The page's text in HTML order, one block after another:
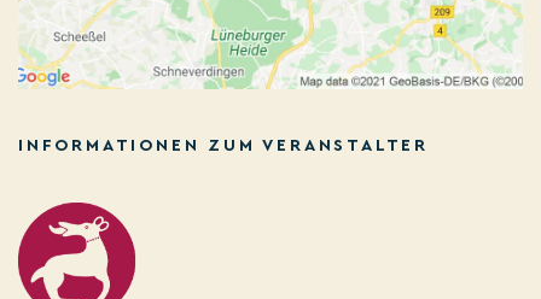
INFORMATIONEN ZUM VERANSTALTER